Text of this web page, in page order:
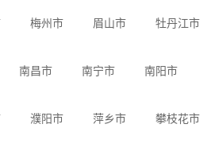
梅州市 眉山市 牡丹江市
南昌市 南宁市 南阳市
濮阳市 萍乡市 攀枝花市